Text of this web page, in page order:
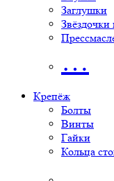
Заглушки
…
Крепёж
Болты
Винты
Гайки
Кольца